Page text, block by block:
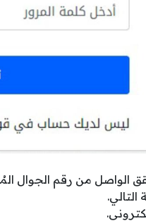
الواصل من رقم الجوال
التالي.